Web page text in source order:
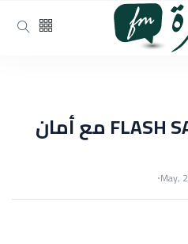
تسجيل فقرة FLASH SANTé مع أمان